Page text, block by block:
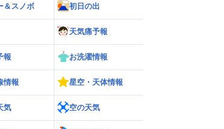
＆スノボ 初日の出
天気痛予報
報 お洗濯情報
情報 星空・天体情報
気 空の天気